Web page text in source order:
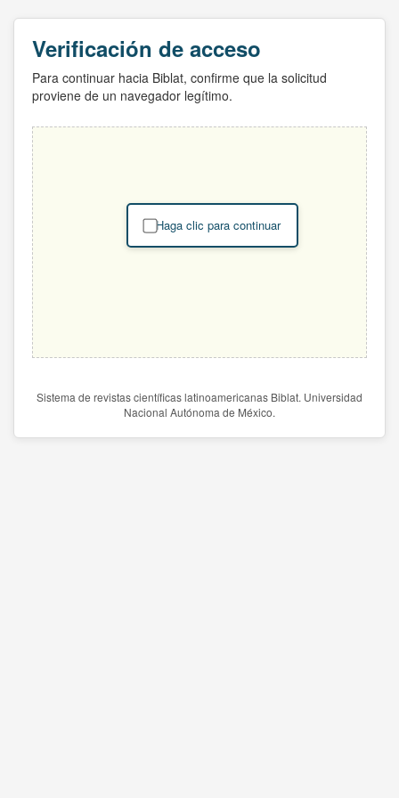
Verificación de acceso
Para continuar hacia Biblat, confirme que la solicitud
proviene de un navegador legítimo.
Haga clic para continuar
Sistema de revistas científicas latinoamericanas Biblat. Universidad
Nacional Autónoma de México.